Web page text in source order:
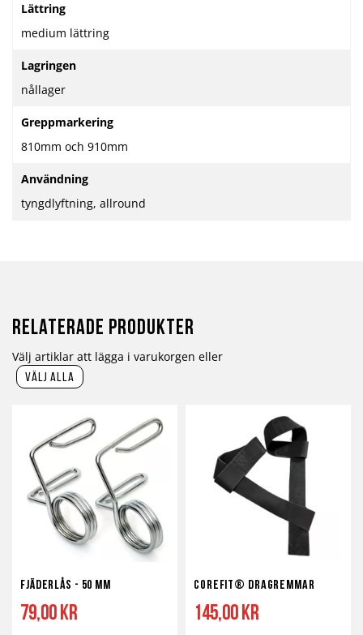
Lättring
medium lättring
Lagringen
nållager
Greppmarkering
810mm och 910mm
Användning
tyngdlyftning, allround
Relaterade produkter
Välj artiklar att lägga i varukorgen eller
välj alla
Fjäderlås - 50 mm
79,00 kr
Corefit® Dragremmar
145,00 kr